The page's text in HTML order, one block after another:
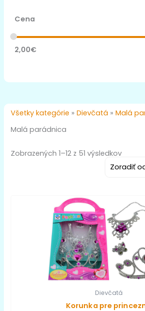
Cena
2,00€
Všetky kategórie »Dievčatá »Malá
Malá parádnica
Zobrazených 1–12 z 51 výsledkov
Dievčatá
Korunka pre